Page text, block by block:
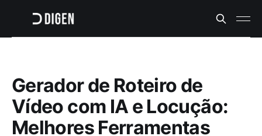
Gerador de Roteiro de
Vídeo com IA e Locução:
Melhores Ferramentas